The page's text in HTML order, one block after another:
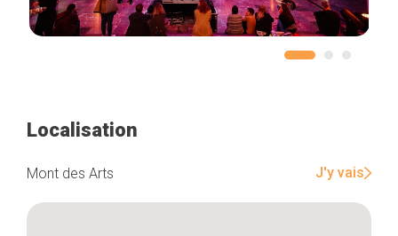
Localisation
Mont des Arts J'y vais